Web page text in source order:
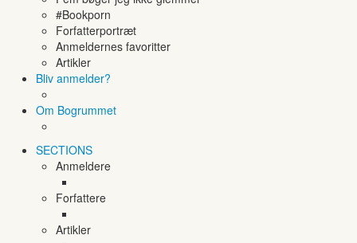
#Bookporn
Forfatterportræt
Anmeldernes favoritter
Artikler
Bliv anmelder?
Om Bogrummet
SECTIONS
Anmeldere
Forfattere
Artikler